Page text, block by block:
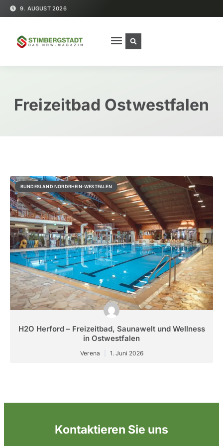
9. AUGUST 2026
Freizeitbad Ostwestfalen
BUNDESLAND NORDRHEIN-WESTFALEN
H2O Herford – Freizeitbad, Saunawelt und Wellness
in Ostwestfalen
Verena 1. Juni 2026
Kontaktieren Sie uns